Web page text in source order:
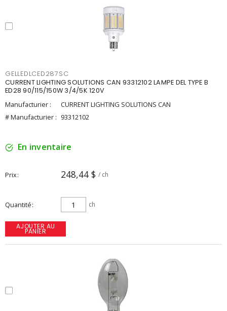
GELLEDLCED287SC
CURRENT LIGHTING SOLUTIONS CAN 93312102 LAMPE DEL TYPE B
ED28 90/115/150W 3/4/5K 120V
Manufacturier :
CURRENT LIGHTING SOLUTIONS CAN
# Manufacturier : 93312102
En inventaire
Prix 248,44 $ / ch
Quantité ch
AJOUTER AU
PANIER